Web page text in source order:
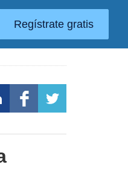
Regístrate gratis